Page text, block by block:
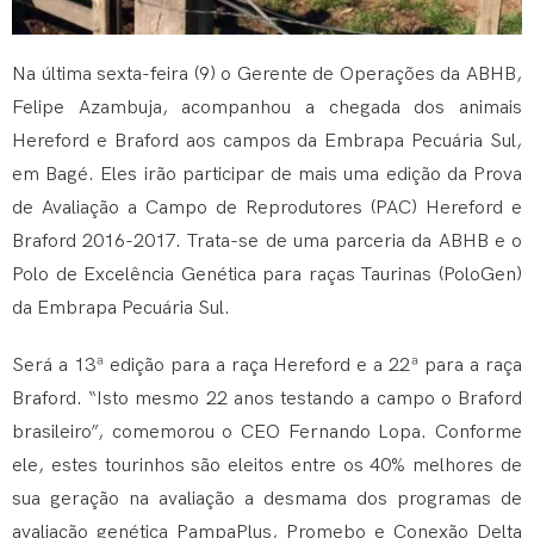
Na última sexta-feira (9) o Gerente de Operações da ABHB,
Felipe Azambuja, acompanhou a chegada dos animais
Hereford e Braford aos campos da Embrapa Pecuária Sul,
em Bagé. Eles irão participar de mais uma edição da Prova
de Avaliação a Campo de Reprodutores (PAC) Hereford e
Braford 2016-2017. Trata-se de uma parceria da ABHB e o
Polo de Excelência Genética para raças Taurinas (PoloGen)
da Embrapa Pecuária Sul.
Será a 13ª edição para a raça Hereford e a 22ª para a raça
Braford. “Isto mesmo 22 anos testando a campo o Braford
brasileiro”, comemorou o CEO Fernando Lopa. Conforme
ele, estes tourinhos são eleitos entre os 40% melhores de
sua geração na avaliação a desmama dos programas de
avaliação genética PampaPlus, Promebo e Conexão Delta